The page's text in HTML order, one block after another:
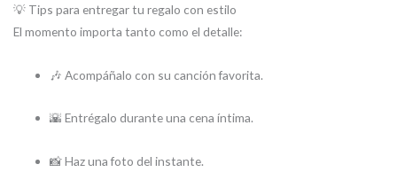
💡 Tips para entregar tu regalo con estilo
El momento importa tanto como el detalle:
🎶 Acompáñalo con su canción favorita.
🌇 Entrégalo durante una cena íntima.
📸 Haz una foto del instante.